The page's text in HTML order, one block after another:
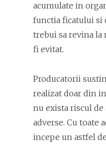
acumulate in
functia ficatului si
trebui sa revina la
fi evitat.
Producatorii
realizat doar din
nu exista riscul de
adverse. Cu toate
incepe un astfel